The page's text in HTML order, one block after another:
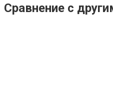
Сравнение с